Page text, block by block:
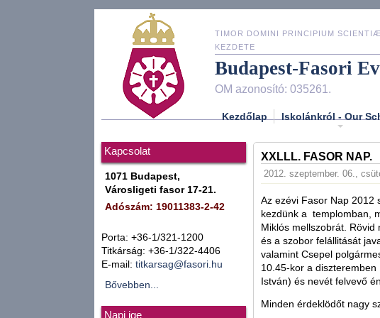
TIMOR DOMINI PRINCIPIUM
KEZDETE
Budapest-Fasori
OM azonosító: 035261.
Kezdőlap Iskolánkról - Our
Kapcsolat
1071 Budapest,
Városligeti fasor 17-21.
Adószám: 19011383-2-42
Porta: +36-1/321-1200
Titkárság: +36-1/322-4406
E-mail: titkarsag@fasori.hu
Bővebben...
Napi ige
XXLLL. FASOR NAP.
2012. szeptember. 06.,
Az ezévi Fasor Nap 2012
kezdünk a templomban,
Miklós mellszobrát.
és a szobor felállitását
valamint Csepel
10.45-kor a
István) és nevét felvevő
Minden érdeklödőt nagy